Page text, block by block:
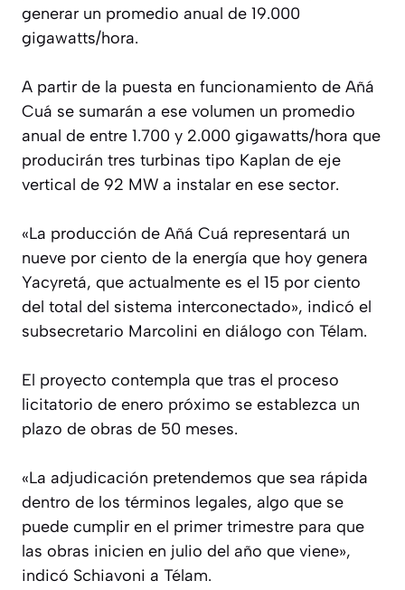
generar un promedio anual de 19.000
gigawatts/hora.
A partir de la puesta en funcionamiento de Añá
Cuá se sumarán a ese volumen un promedio
anual de entre 1.700 y 2.000 gigawatts/hora que
producirán tres turbinas tipo Kaplan de eje
vertical de 92 MW a instalar en ese sector.
«La producción de Añá Cuá representará un
nueve por ciento de la energía que hoy genera
Yacyretá, que actualmente es el 15 por ciento
del total del sistema interconectado», indicó el
subsecretario Marcolini en diálogo con Télam.
El proyecto contempla que tras el proceso
licitatorio de enero próximo se establezca un
plazo de obras de 50 meses.
«La adjudicación pretendemos que sea rápida
dentro de los términos legales, algo que se
puede cumplir en el primer trimestre para que
las obras inicien en julio del año que viene»,
indicó Schiavoni a Télam.